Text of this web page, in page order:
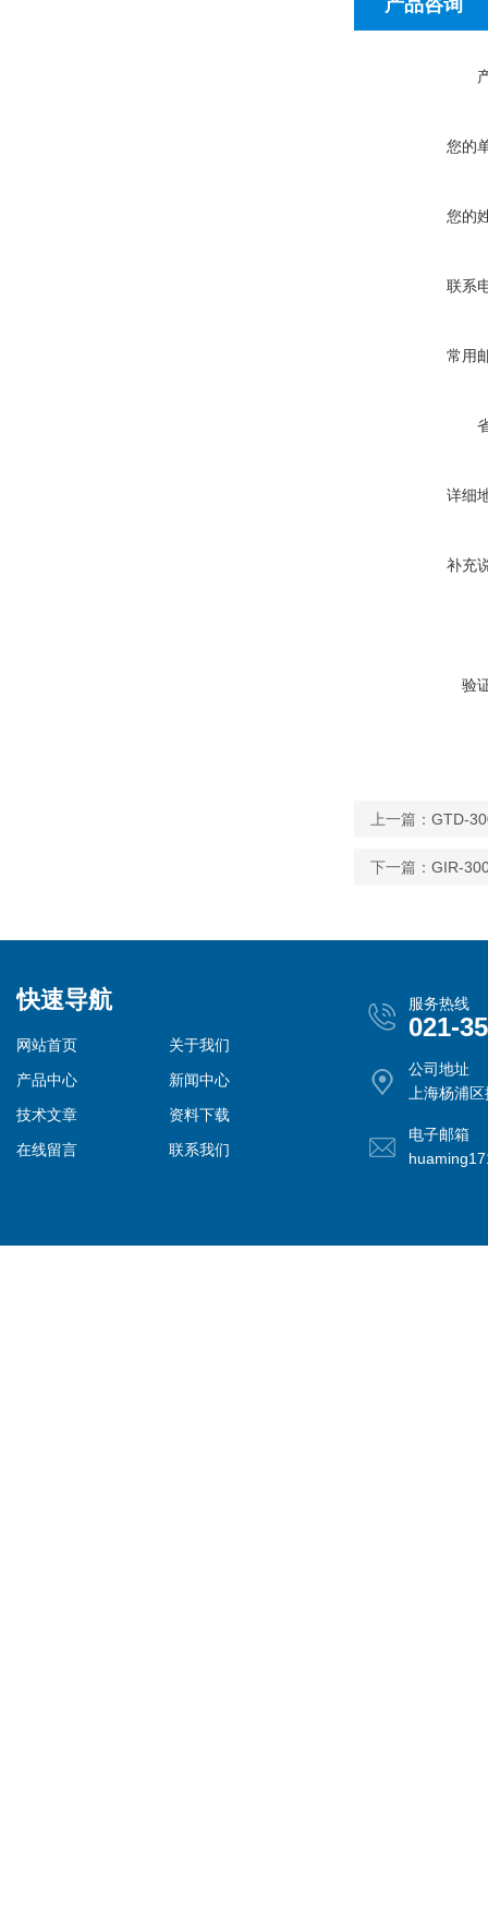
产品咨询
您的
您的
联系
常用
详细
补充
验
上一篇： GTD-
下一篇： GIR-
快速导航
网站首页
关于我们
产品中心
新闻中心
技术文章
资料下载
在线留言
联系我们
服务热线
021-
公司地址
上海杨浦
电子邮箱